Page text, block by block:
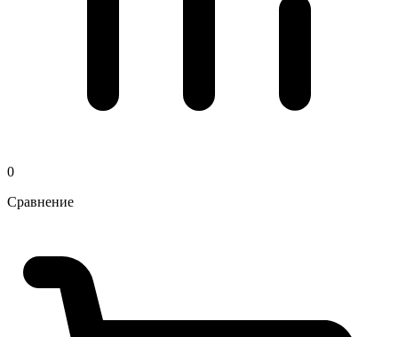
0
Сравнение